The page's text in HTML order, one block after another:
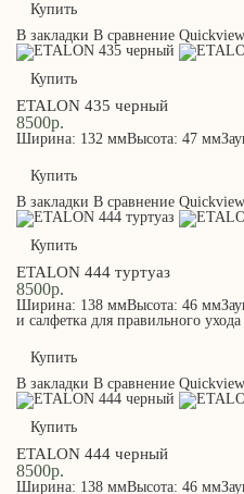
Купить
В закладки В сравнение Quickview
Купить
ETALON 435 черный
8500р.
Ширина: 132 ммВысота: 47
Купить
В закладки В сравнение Quickview
Купить
ETALON 444 туртуаз
8500р.
Ширина: 138 ммВысота: 46
и салфетка для правильного ухода
Купить
В закладки В сравнение Quickview
Купить
ETALON 444 черный
8500р.
Ширина: 138 ммВысота: 46